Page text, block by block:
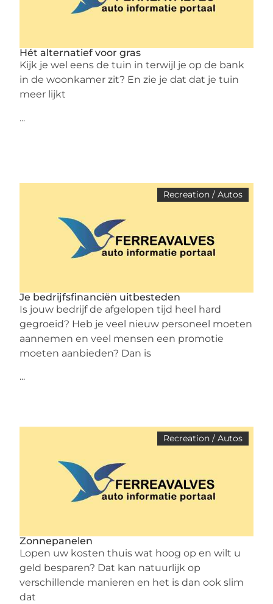
Hét alternatief voor gras
Kijk je wel eens de tuin in terwijl je op de bank
in de woonkamer zit? En zie je dat dat je tuin
meer lijkt
...
Recreation / Autos
Je bedrijfsfinanciën uitbesteden
Is jouw bedrijf de afgelopen tijd heel hard
gegroeid? Heb je veel nieuw personeel moeten
aannemen en veel mensen een promotie
moeten aanbieden? Dan is
...
Recreation / Autos
Zonnepanelen
Lopen uw kosten thuis wat hoog op en wilt u
geld besparen? Dat kan natuurlijk op
verschillende manieren en het is dan ook slim
dat